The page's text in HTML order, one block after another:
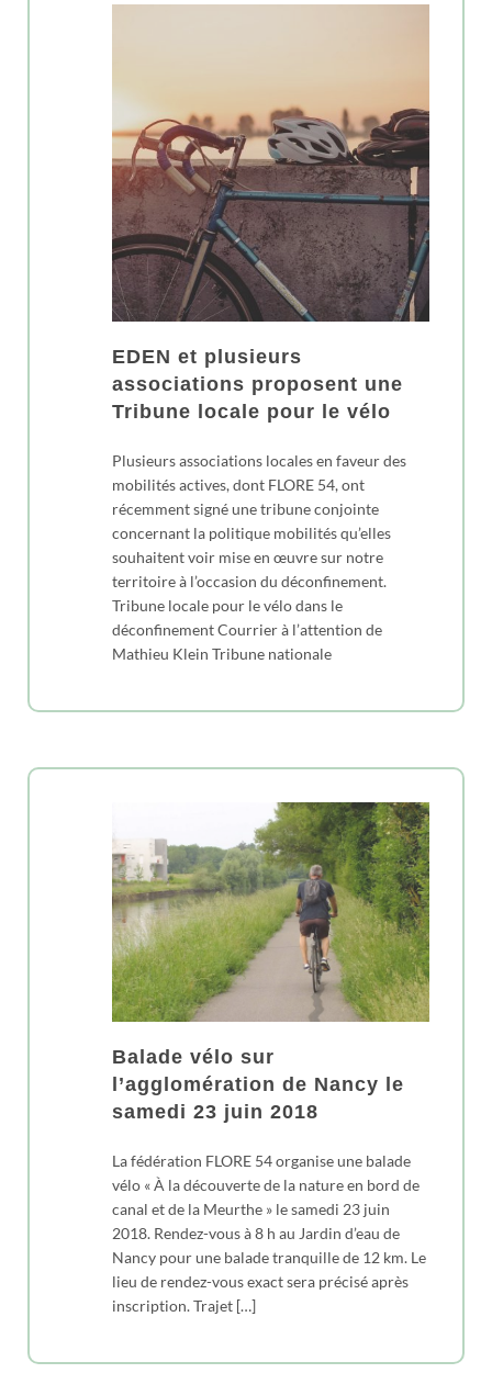
EDEN et plusieurs
associations proposent une
Tribune locale pour le vélo
Plusieurs associations locales en faveur des
mobilités actives, dont FLORE 54, ont
récemment signé une tribune conjointe
concernant la politique mobilités qu’elles
souhaitent voir mise en œuvre sur notre
territoire à l’occasion du déconfinement.
Tribune locale pour le vélo dans le
déconfinement Courrier à l’attention de
Mathieu Klein Tribune nationale
Balade vélo sur
l’agglomération de Nancy le
samedi 23 juin 2018
La fédération FLORE 54 organise une balade
vélo « À la découverte de la nature en bord de
canal et de la Meurthe » le samedi 23 juin
2018. Rendez-vous à 8 h au Jardin d’eau de
Nancy pour une balade tranquille de 12 km. Le
lieu de rendez-vous exact sera précisé après
inscription. Trajet […]